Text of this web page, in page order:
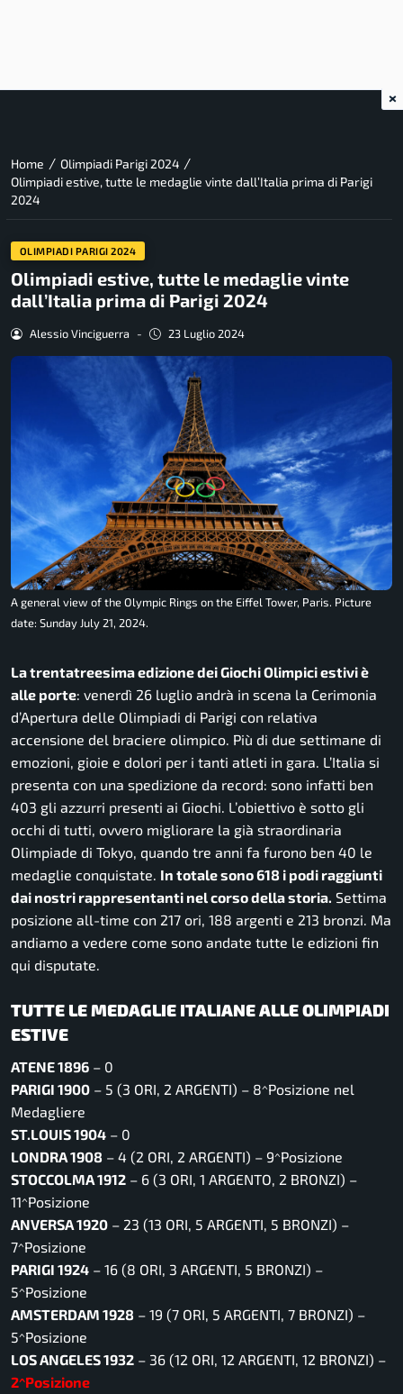
Home / Olimpiadi Parigi 2024 /
Olimpiadi estive, tutte le medaglie vinte dall’Italia prima di Parigi
2024
OLIMPIADI PARIGI 2024
Olimpiadi estive, tutte le medaglie vinte
dall’Italia prima di Parigi 2024
Alessio Vinciguerra - 23 Luglio 2024
A general view of the Olympic Rings on the Eiffel Tower, Paris. Picture
date: Sunday July 21, 2024.
La trentatreesima edizione dei Giochi Olimpici estivi è
alle porte: venerdì 26 luglio andrà in scena la Cerimonia
d’Apertura delle Olimpiadi di Parigi con relativa
accensione del braciere olimpico. Più di due settimane di
emozioni, gioie e dolori per i tanti atleti in gara. L’Italia si
presenta con una spedizione da record: sono infatti ben
403 gli azzurri presenti ai Giochi. L’obiettivo è sotto gli
occhi di tutti, ovvero migliorare la già straordinaria
Olimpiade di Tokyo, quando tre anni fa furono ben 40 le
medaglie conquistate. In totale sono 618 i podi raggiunti
dai nostri rappresentanti nel corso della storia. Settima
posizione all-time con 217 ori, 188 argenti e 213 bronzi. Ma
andiamo a vedere come sono andate tutte le edizioni fin
qui disputate.
TUTTE LE MEDAGLIE ITALIANE ALLE OLIMPIADI
ESTIVE
ATENE 1896 – 0
PARIGI 1900 – 5 (3 ORI, 2 ARGENTI) – 8^Posizione nel
Medagliere
ST.LOUIS 1904 – 0
LONDRA 1908 – 4 (2 ORI, 2 ARGENTI) – 9^Posizione
STOCCOLMA 1912 – 6 (3 ORI, 1 ARGENTO, 2 BRONZI) –
11^Posizione
ANVERSA 1920 – 23 (13 ORI, 5 ARGENTI, 5 BRONZI) –
7^Posizione
PARIGI 1924 – 16 (8 ORI, 3 ARGENTI, 5 BRONZI) –
5^Posizione
AMSTERDAM 1928 – 19 (7 ORI, 5 ARGENTI, 7 BRONZI) –
5^Posizione
LOS ANGELES 1932 – 36 (12 ORI, 12 ARGENTI, 12 BRONZI) –
2^Posizione
×